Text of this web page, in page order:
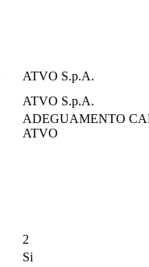
ATVO S.p.A.
ATVO S.p.A.
ADEGUAMENTO
ATVO
2
Si